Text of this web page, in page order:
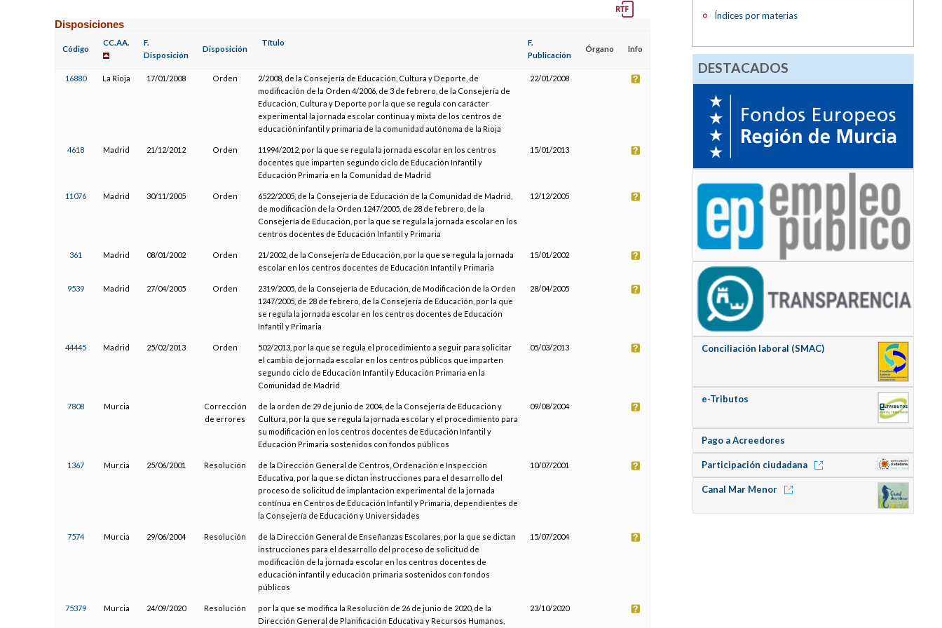
Disposiciones
Código
CC.AA.
F.
Disposición
Disposición
Título
F.
Publicación
Órgano Info
16880 La Rioja 17/01/2008 Orden
2/2008, de la Consejería de Educación, Cultura y Deporte, de
modificación de la Orden 4/2006, de 3 de febrero, de la Consejería de
Educación, Cultura y Deporte por la que se regula con carácter
experimental la jornada escolar continua y mixta de los centros de
educación infantil y primaria de la comunidad autónoma de la Rioja
22/01/2008
4618 Madrid 21/12/2012 Orden
11994/2012, por la que se regula la jornada escolar en los centros
docentes que imparten segundo ciclo de Educación Infantil y
Educación Primaria en la Comunidad de Madrid
15/01/2013
11076 Madrid 30/11/2005 Orden
6522/2005, de la Consejería de Educación de la Comunidad de Madrid,
de modificación de la Orden 1247/2005, de 28 de febrero, de la
Consejería de Educación, por la que se regula la jornada escolar en los
centros docentes de Educación Infantil y Primaria
12/12/2005
361 Madrid 08/01/2002 Orden
21/2002, de la Consejería de Educación, por la que se regula la jornada
escolar en los centros docentes de Educación Infantil y Primaria
15/01/2002
9539 Madrid 27/04/2005 Orden
2319/2005, de la Consejería de Educación, de Modificación de la Orden
1247/2005, de 28 de febrero, de la Consejería de Educación, por la que
se regula la jornada escolar en los centros docentes de Educación
Infantil y Primaria
28/04/2005
44445 Madrid 25/02/2013 Orden
502/2013, por la que se regula el procedimiento a seguir para solicitar
el cambio de jornada escolar en los centros públicos que imparten
segundo ciclo de Educación Infantil y Educación Primaria en la
Comunidad de Madrid
05/03/2013
7808 Murcia
Corrección
de errores
de la orden de 29 de junio de 2004, de la Consejería de Educación y
Cultura, por la que se regula la jornada escolar y el procedimiento para
su modificación en los centros docentes de Educación Infantil y
Educación Primaria sostenidos con fondos públicos
09/08/2004
1367 Murcia 25/06/2001 Resolución
de la Dirección General de Centros, Ordenación e Inspección
Educativa, por la que se dictan instrucciones para el desarrollo del
proceso de solicitud de implantación experimental de la jornada
contínua en Centros de Educación Infantil y Primaria, dependientes de
la Consejería de Educación y Universidades
10/07/2001
7574 Murcia 29/06/2004 Resolución
de la Dirección General de Enseñanzas Escolares, por la que se dictan
instrucciones para el desarrollo del proceso de solicitud de
modificación de la jornada escolar en los centros docentes de
educación infantil y educación primaria sostenidos con fondos
públicos
15/07/2004
75379 Murcia 24/09/2020 Resolución
por la que se modifica la Resolución de 26 de junio de 2020, de la
Dirección General de Planificación Educativa y Recursos Humanos,
23/10/2020
Índices por materias
DESTACADOS
Conciliación laboral (SMAC)
e-Tributos
Pago a Acreedores
Participación ciudadana
Canal Mar Menor